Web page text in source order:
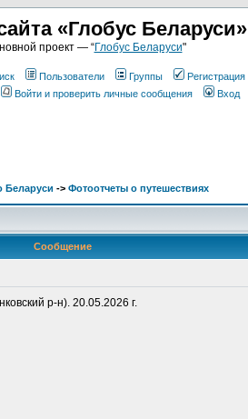
«Глобус Беларуси»
проект — “Глобус Беларуси"
Пользователи Группы
Регистрация
Войти и проверить личные сообщения Вход
Беларуси -> Фотоотчеты о путешествиях
Сообщение
р-н). 20.05.2026 г.